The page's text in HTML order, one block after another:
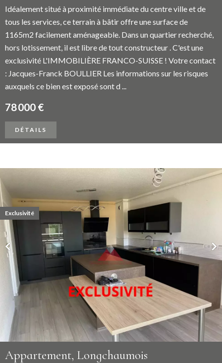
Idéalement situé à proximité immédiate du centre ville et de
tous les services, ce terrain à bâtir offre une surface de
1165m2 facilement aménageable. Dans un quartier recherché,
hors lotissement, il est libre de tout constructeur . C'est une
exclusivité L'IMMOBILIÈRE FRANCO-SUISSE ! Votre contact
: Jacques-Franck BOULLIER Les informations sur les risques
auxquels ce bien est exposé sont d ...
78 000 €
DÉTAILS
Appartement, Longchaumois
Exclusivité